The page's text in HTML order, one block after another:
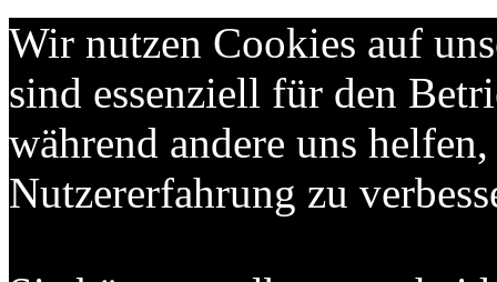
Wir nutzen Cookies auf
sind essenziell für den
während andere uns
Nutzererfahrung zu